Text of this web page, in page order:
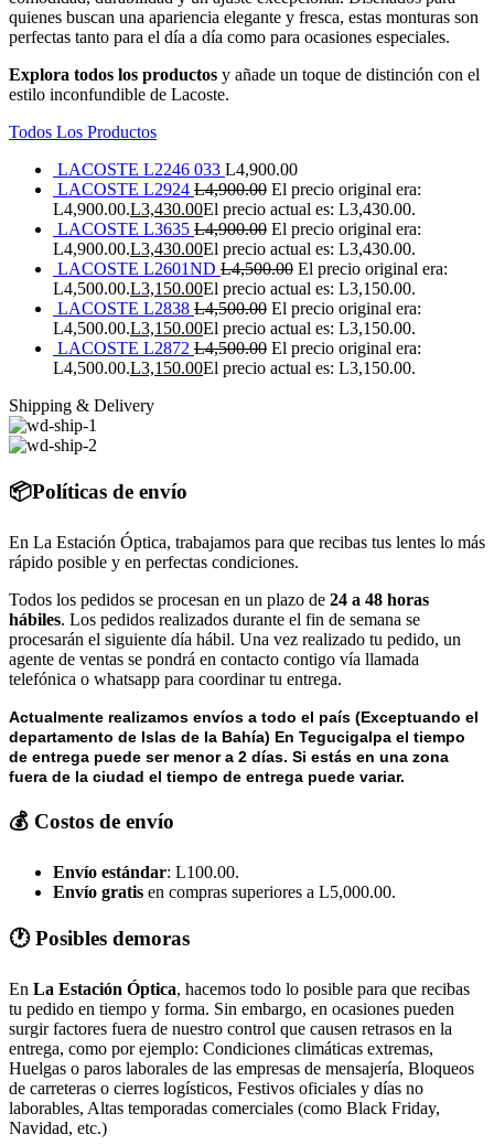
quienes buscan una apariencia elegante y fresca, estas monturas son
perfectas tanto para el día a día como para ocasiones especiales.
Explora todos los productos y añade un toque de distinción con el
estilo inconfundible de Lacoste.
Todos Los Productos
LACOSTE L2246 033 L4,900.00
LACOSTE L2924 L4,900.00 El precio original era:
L4,900.00.L3,430.00El precio actual es: L3,430.00.
LACOSTE L3635 L4,900.00 El precio original era:
L4,900.00.L3,430.00El precio actual es: L3,430.00.
LACOSTE L2601ND L4,500.00 El precio original era:
L4,500.00.L3,150.00El precio actual es: L3,150.00.
LACOSTE L2838 L4,500.00 El precio original era:
L4,500.00.L3,150.00El precio actual es: L3,150.00.
LACOSTE L2872 L4,500.00 El precio original era:
L4,500.00.L3,150.00El precio actual es: L3,150.00.
Shipping & Delivery
📦Políticas de envío
En La Estación Óptica, trabajamos para que recibas tus lentes lo más
rápido posible y en perfectas condiciones.
Todos los pedidos se procesan en un plazo de 24 a 48 horas
hábiles. Los pedidos realizados durante el fin de semana se
procesarán el siguiente día hábil. Una vez realizado tu pedido, un
agente de ventas se pondrá en contacto contigo vía llamada
telefónica o whatsapp para coordinar tu entrega.
Actualmente realizamos envíos a todo el país (Exceptuando el
departamento de Islas de la Bahía) En Tegucigalpa el tiempo
de entrega puede ser menor a 2 días. Si estás en una zona
fuera de la ciudad el tiempo de entrega puede variar.
💰 Costos de envío
Envío estándar: L100.00.
Envío gratis en compras superiores a L5,000.00.
🕐 Posibles demoras
En La Estación Óptica, hacemos todo lo posible para que recibas
tu pedido en tiempo y forma. Sin embargo, en ocasiones pueden
surgir factores fuera de nuestro control que causen retrasos en la
entrega, como por ejemplo: Condiciones climáticas extremas,
Huelgas o paros laborales de las empresas de mensajería, Bloqueos
de carreteras o cierres logísticos, Festivos oficiales y días no
laborables, Altas temporadas comerciales (como Black Friday,
Navidad, etc.)